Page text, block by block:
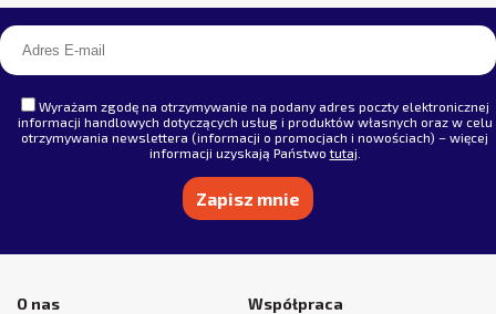
Wyrażam zgodę na otrzymywanie na podany adres poczty elektronicznej
informacji handlowych dotyczących usług i produktów własnych oraz w celu
otrzymywania newslettera (informacji o promocjach i nowościach) – więcej
informacji uzyskają Państwotutaj
O nas
Współpraca